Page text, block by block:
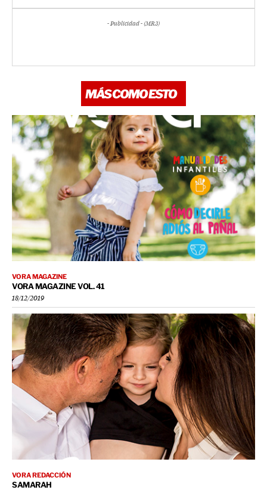
- Publicidad - (MR3)
MÁS COMO ESTO
VORA MAGAZINE
VORA MAGAZINE VOL. 41
18/12/2019
VORA REDACCIÓN
SAMARAH